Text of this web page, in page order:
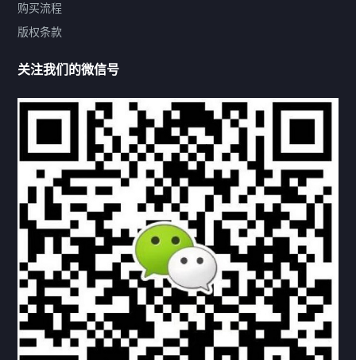
热门标签
机构链接
联系方式 关于我们
下载与支持
资料下载 视频中心
常见问题
购买流程 版权条款
购买流程
版权条款
关注我们的微信号